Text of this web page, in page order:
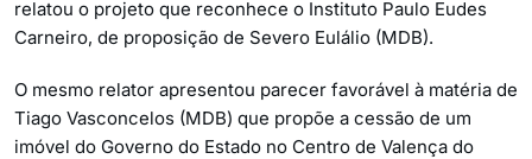
relatou o projeto que reconhece o Instituto Paulo Eudes
Carneiro, de proposição de Severo Eulálio (MDB).
O mesmo relator apresentou parecer favorável à matéria de
Tiago Vasconcelos (MDB) que propõe a cessão de um
imóvel do Governo do Estado no Centro de Valença do